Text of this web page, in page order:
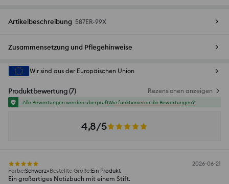
Artikelbeschreibung 587ER-99X
Zusammensetzung und Pflegehinweise
Wir sind aus der Europäischen Union
Produktbewertung(7) Rezensionen anzeigen
Alle Bewertungen werden überprüftWie funktionieren die Bewertungen?
4,8/5
2026-06-21
Farbe:Schwarz Bestellte Größe:Ein Produkt
Ein großartiges Notizbuch mit einem Stift.